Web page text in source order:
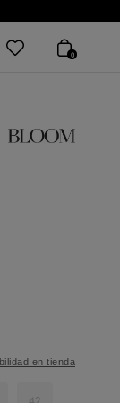
0
en tienda